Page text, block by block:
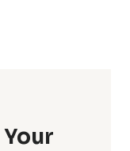
Your